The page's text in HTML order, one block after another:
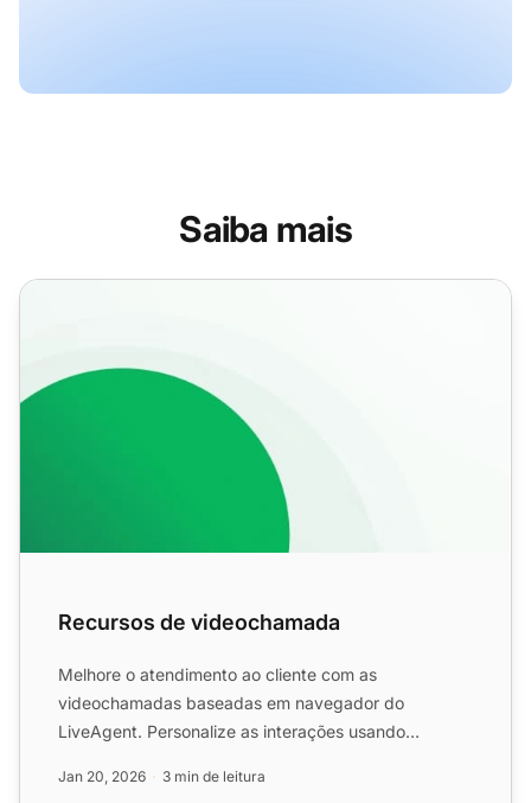
Saiba mais
Recursos de videochamada
Recursos de videochamada
Melhore o atendimento ao cliente com as
videochamadas baseadas em navegador do
LiveAgent. Personalize as interações usando
Jan 20, 2026 3 min de leitura